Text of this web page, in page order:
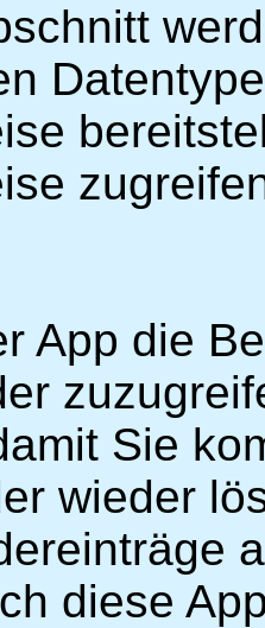
App die
Sie
wieder
diese